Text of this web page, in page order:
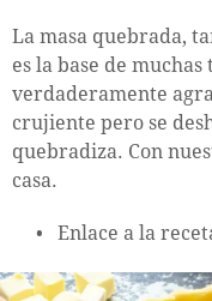
La masa quebrada,
es la base de
verdaderamente
crujiente pero se
quebradiza. Con
casa.
Enlace a la